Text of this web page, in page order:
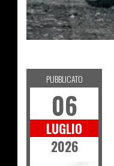
PUBBLICATO
06
LUGLIO
2026